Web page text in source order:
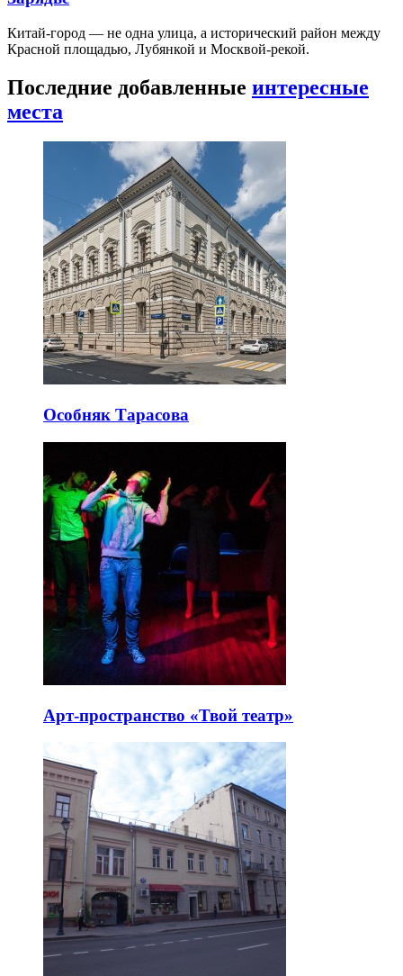
Китай-город — не одна улица, а исторический район между
Красной площадью, Лубянкой и Москвой-рекой.
Последние добавленные интересные
места
Особняк Тарасова
Арт-пространство «Твой театр»